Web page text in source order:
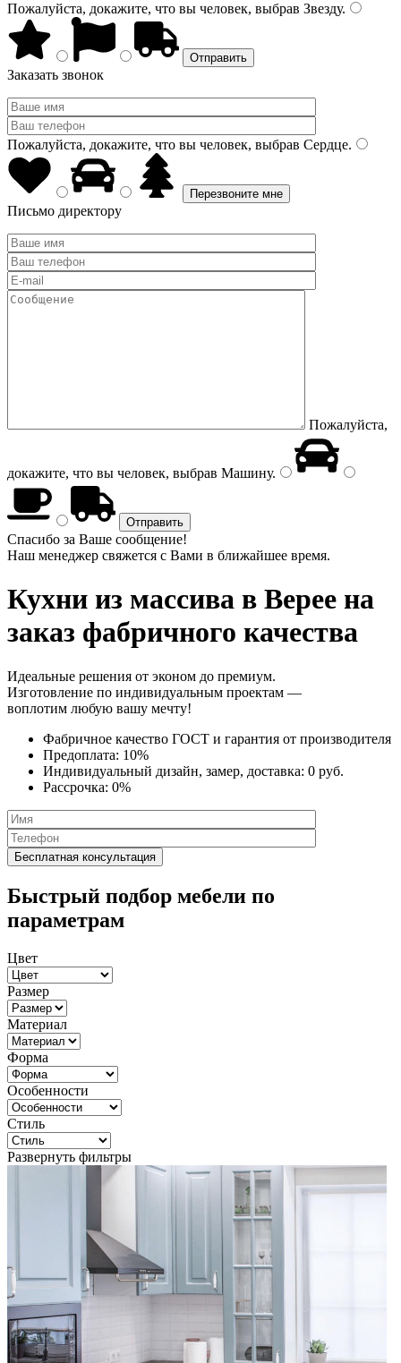
Пожалуйста, докажите, что вы человек, выбрав Звезду.
Заказать звонок
Пожалуйста, докажите, что вы человек, выбрав Сердце.
Письмо директору
Пожалуйста,
докажите, что вы человек, выбрав Машину.
Спасибо за Ваше сообщение!
Наш менеджер свяжется с Вами в ближайшее время.
Кухни из массива в Верее на
заказ фабричного качества
Идеальные решения от эконом до премиум.
Изготовление по индивидуальным проектам —
воплотим любую вашу мечту!
Фабричное качество ГОСТ и гарантия от производителя
Предоплата: 10%
Индивидуальный дизайн, замер, доставка: 0 руб.
Рассрочка: 0%
Быстрый подбор мебели по
параметрам
Цвет
Размер
Материал
Форма
Особенности
Стиль
Развернуть фильтры